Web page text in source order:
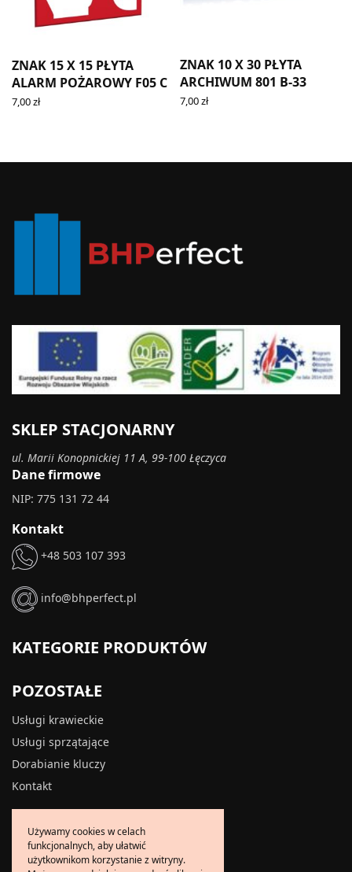
ZNAK 15 X 15 PŁYTA
ALARM POŻAROWY F05 C
7,00zł
ZNAK 10 X 30 PŁYTA
ARCHIWUM 801 B-33
7,00zł
SKLEP STACJONARNY
ul. Marii Konopnickiej 11 A, 99-100 Łęczyca
Dane firmowe
NIP: 775 131 72 44
Kontakt
+48 503 107 393
info@bhperfect.pl
KATEGORIE PRODUKTÓW
POZOSTAŁE
Usługi krawieckie
Usługi sprzątające
Dorabianie kluczy
Kontakt
INFORMACJE
O firmie
Używamy cookies w celach
funkcjonalnych, aby ułatwić
użytkownikom korzystanie z witryny.